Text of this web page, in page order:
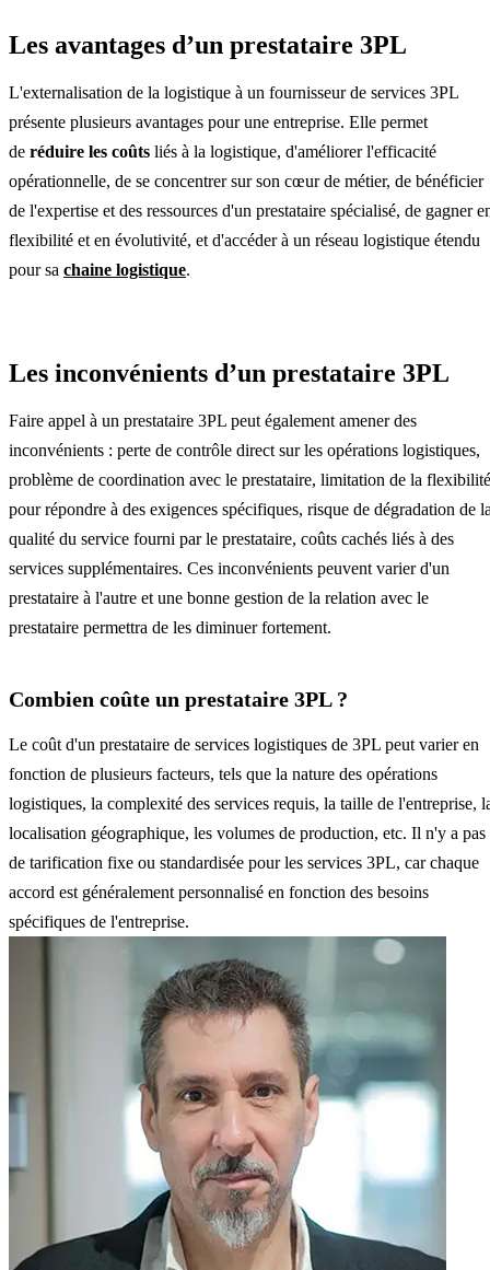
Les avantages d’un prestataire 3PL
L'externalisation de la logistique à un fournisseur de services 3PL
présente plusieurs avantages pour une entreprise. Elle permet
de réduire les coûts liés à la logistique, d'améliorer l'efficacité
opérationnelle, de se concentrer sur son cœur de métier, de bénéficier
de l'expertise et des ressources d'un prestataire spécialisé, de gagner
flexibilité et en évolutivité, et d'accéder à un réseau logistique étendu
pour sa chaine logistique.
Les inconvénients d’un prestataire 3PL
Faire appel à un prestataire 3PL peut également amener des
inconvénients : perte de contrôle direct sur les opérations logistiques,
problème de coordination avec le prestataire, limitation de la flexibilité
pour répondre à des exigences spécifiques, risque de dégradation de
qualité du service fourni par le prestataire, coûts cachés liés à des
services supplémentaires. Ces inconvénients peuvent varier d'un
prestataire à l'autre et une bonne gestion de la relation avec le
prestataire permettra de les diminuer fortement.
Combien coûte un prestataire 3PL ?
Le coût d'un prestataire de services logistiques de 3PL peut varier en
fonction de plusieurs facteurs, tels que la nature des opérations
logistiques, la complexité des services requis, la taille de l'entreprise,
localisation géographique, les volumes de production, etc. Il n'y a pas
de tarification fixe ou standardisée pour les services 3PL, car chaque
accord est généralement personnalisé en fonction des besoins
spécifiques de l'entreprise.